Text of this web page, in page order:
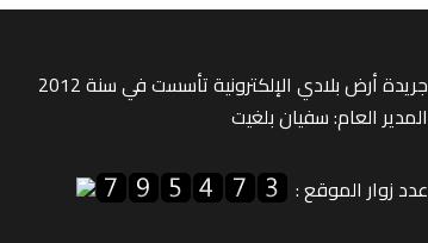
جريدة أرض بلادي الإلكترونية تأسست في سنة 2012
المدير العام: سفيان بلغيت
عدد زوار الموقع :